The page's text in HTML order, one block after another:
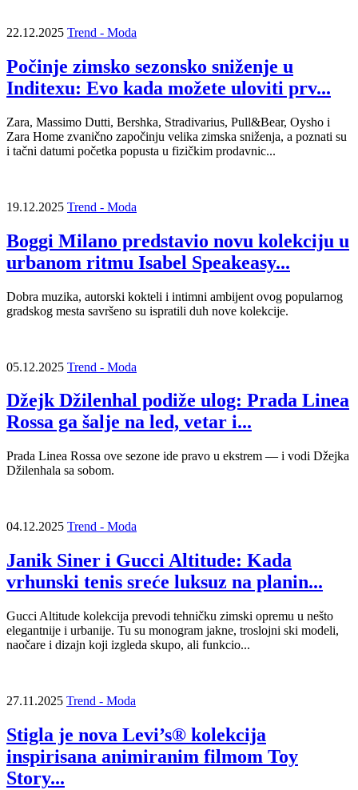
22.12.2025 Trend - Moda
Počinje zimsko sezonsko sniženje u
Inditexu: Evo kada možete uloviti prv...
Zara, Massimo Dutti, Bershka, Stradivarius, Pull&Bear, Oysho i
Zara Home zvanično započinju velika zimska sniženja, a poznati su
i tačni datumi početka popusta u fizičkim prodavnic...
19.12.2025 Trend - Moda
Boggi Milano predstavio novu kolekciju u
urbanom ritmu Isabel Speakeasy...
Dobra muzika, autorski kokteli i intimni ambijent ovog popularnog
gradskog mesta savršeno su ispratili duh nove kolekcije.
05.12.2025 Trend - Moda
Džejk Džilenhal podiže ulog: Prada Linea
Rossa ga šalje na led, vetar i...
Prada Linea Rossa ove sezone ide pravo u ekstrem — i vodi Džejka
Džilenhala sa sobom.
04.12.2025 Trend - Moda
Janik Siner i Gucci Altitude: Kada
vrhunski tenis sreće luksuz na planin...
Gucci Altitude kolekcija prevodi tehničku zimski opremu u nešto
elegantnije i urbanije. Tu su monogram jakne, troslojni ski modeli,
naočare i dizajn koji izgleda skupo, ali funkcio...
27.11.2025 Trend - Moda
Stigla je nova Levi’s® kolekcija
inspirisana animiranim filmom Toy
Story...